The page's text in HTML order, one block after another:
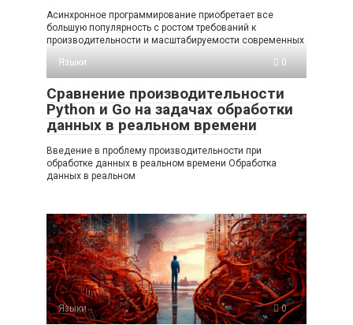
Асинхронное программирование приобретает все
большую популярность с ростом требований к
производительности и масштабируемости современных
Языки
0
Сравнение производительности
Python и Go на задачах обработки
данных в реальном времени
Введение в проблему производительности при
обработке данных в реальном времени Обработка
данных в реальном
Языки 0